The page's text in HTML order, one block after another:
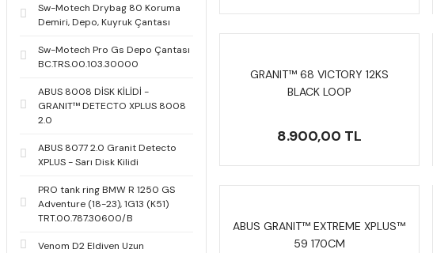
Sw-Motech Drybag 80 Koruma
Demiri, Depo, Kuyruk Çantası
Sw-Motech Pro Gs Depo Çantası
BC.TRS.00.103.30000
ABUS 8008 DİSK KİLİDİ -
GRANIT™ DETECTO XPLUS 8008
2.0
ABUS 8077 2.0 Granit Detecto
XPLUS - Sarı Disk Kilidi
PRO tank ring BMW R 1250 GS
Adventure (18-23), 1G13 (K51)
TRT.00.787.30600/B
Venom D2 Eldiven Uzun
GRANIT™ 68 VICTORY 12KS
BLACK LOOP
8.900,00 TL
ABUS GRANIT™ EXTREME XPLUS™
59 170CM